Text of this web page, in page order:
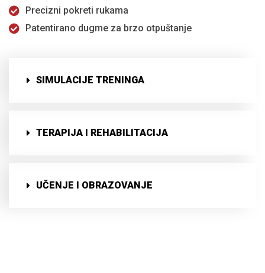
Precizni pokreti rukama
Patentirano dugme za brzo otpuštanje
SIMULACIJE TRENINGA
TERAPIJA I REHABILITACIJA
UČENJE I OBRAZOVANJE